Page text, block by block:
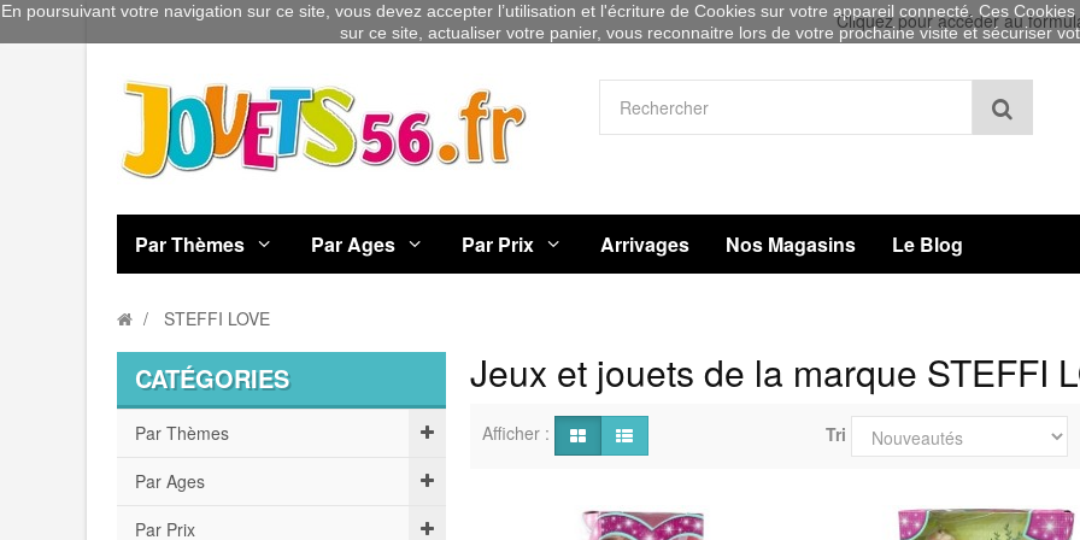
Cliquez pour accéder au
Par Thèmes Par Ages Par Prix Arrivages Nos Magasins Le Blog
STEFFI LOVE
CATÉGORIES
Par Thèmes
Par Ages
Par Prix
Jeux et jouets de la marque STEFFI
Afficher : Tri
En poursuivant votre navigation sur ce site, vous devez accepter l’utilisation et l'écriture de Cookies sur votre appareil connecté. Ces
sur ce site, actualiser votre panier, vous reconnaitre lors de votre prochaine visite et sécuriser